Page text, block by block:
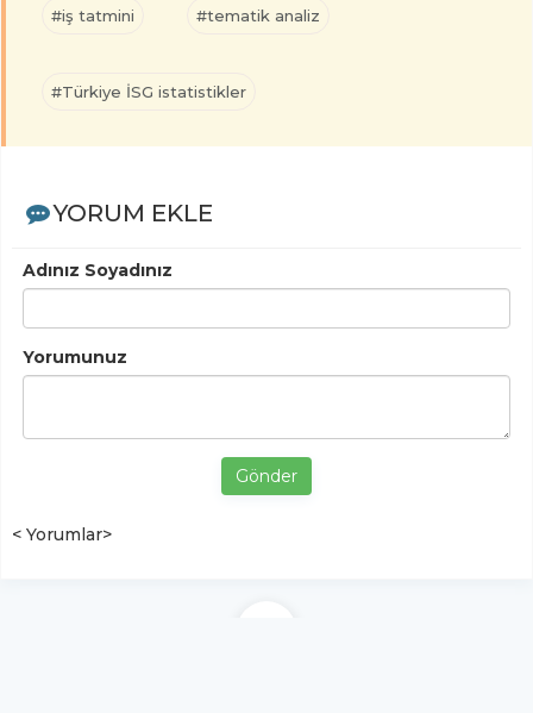
#iş tatmini #tematik analiz
#Türkiye İSG istatistikler
YORUM EKLE
Adınız Soyadınız
Yorumunuz
Gönder
< Yorumlar>